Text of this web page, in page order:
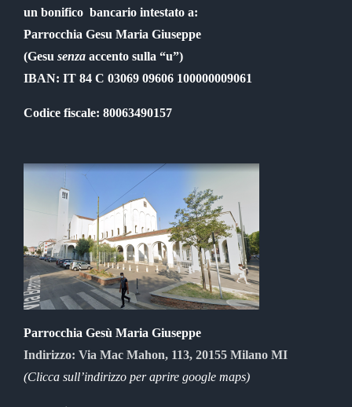
un bonifico bancario intestato a:
Parrocchia Gesu Maria Giuseppe
(Gesu senza accento sulla “u”)
IBAN: IT 84 C 03069 09606 100000009061
Codice fiscale: 80063490157
Parrocchia Gesù Maria Giuseppe
Indirizzo: Via Mac Mahon, 113, 20155 Milano MI
(Clicca sull’indirizzo per aprire google maps)